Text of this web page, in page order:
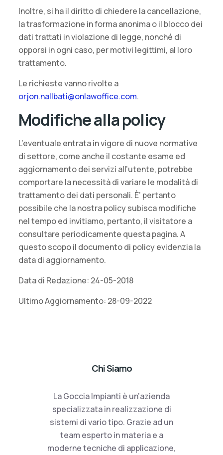
Inoltre, si ha il diritto di chiedere la cancellazione,
la trasformazione in forma anonima o il blocco dei
dati trattati in violazione di legge, nonché di
opporsi in ogni caso, per motivi legittimi, al loro
trattamento.
Le richieste vanno rivolte a
orjon.nallbati@onlawoffice.com.
Modifiche alla policy
L’eventuale entrata in vigore di nuove normative
di settore, come anche il costante esame ed
aggiornamento dei servizi all’utente, potrebbe
comportare la necessità di variare le modalità di
trattamento dei dati personali. È’ pertanto
possibile che la nostra policy subisca modifiche
nel tempo ed invitiamo, pertanto, il visitatore a
consultare periodicamente questa pagina. A
questo scopo il documento di policy evidenzia la
data di aggiornamento.
Data di Redazione: 24-05-2018
Ultimo Aggiornamento: 28-09-2022
Chi Siamo
La Goccia Impianti è un’azienda
specializzata in realizzazione di
sistemi di vario tipo. Grazie ad un
team esperto in materia e a
moderne tecniche di applicazione,